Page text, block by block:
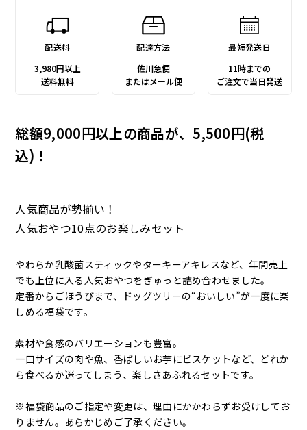
配送料
3,980円以上
送料無料
配達方法
佐川急便
またはメール便
最短発送日
11時までの
ご注文で当日発送
総額9,000円以上の商品が、5,500円(税
込)！
人気商品が勢揃い！
人気おやつ10点のお楽しみセット
やわらか乳酸菌スティックやターキーアキレスなど、年間売上
でも上位に入る人気おやつをぎゅっと詰め合わせました。
定番からごほうびまで、ドッグツリーの“おいしい”が一度に楽
しめる福袋です。
素材や食感のバリエーションも豊富。
一口サイズの肉や魚、香ばしいお芋にビスケットなど、どれか
ら食べるか迷ってしまう、楽しさあふれるセットです。
※福袋商品のご指定や変更は、理由にかかわらずお受けしてお
りません。あらかじめご了承ください。